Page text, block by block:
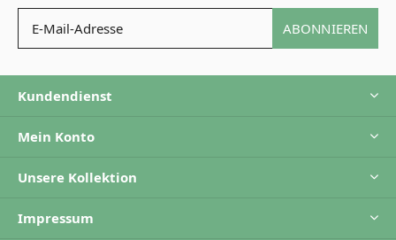
ABONNIEREN
Kundendienst
Mein Konto
Unsere Kollektion
Impressum